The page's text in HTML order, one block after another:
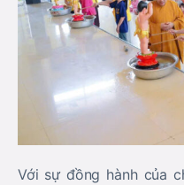
Với sự đồng hành của